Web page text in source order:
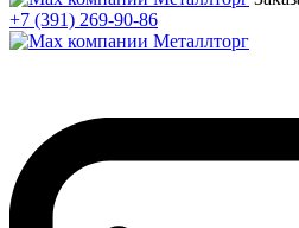
+7 (391) 269-90-86